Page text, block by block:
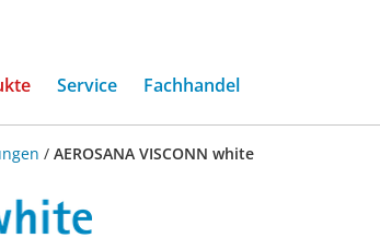
(current)
Service Fachhandel
/ AEROSANA VISCONN white